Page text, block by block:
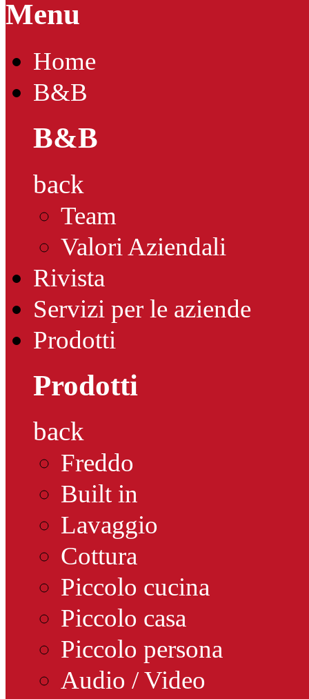
Menu
Home
B&B
B&B
back
Team
Valori Aziendali
Rivista
Servizi per le aziende
Prodotti
Prodotti
back
Freddo
Built in
Lavaggio
Cottura
Piccolo cucina
Piccolo casa
Piccolo persona
Audio / Video